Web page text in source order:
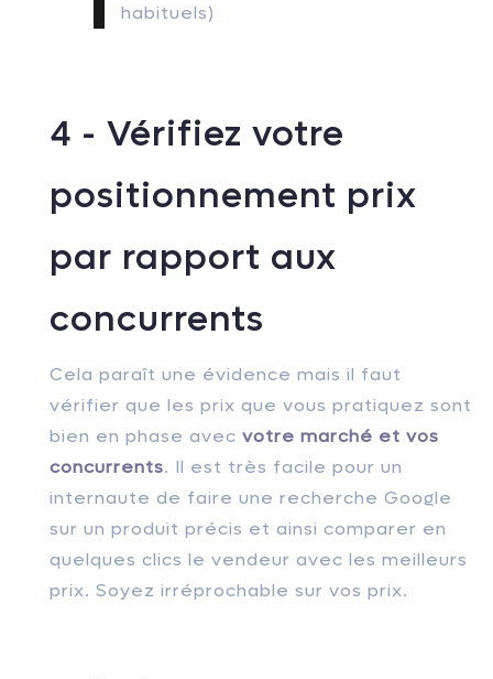
habituels)
4 - Vérifiez votre
positionnement prix
par rapport aux
concurrents
Cela paraît une évidence mais il faut
vérifier que les prix que vous pratiquez sont
bien en phase avec votre marché et vos
concurrents. Il est très facile pour un
internaute de faire une recherche Google
sur un produit précis et ainsi comparer en
quelques clics le vendeur avec les meilleurs
prix. Soyez irréprochable sur vos prix.